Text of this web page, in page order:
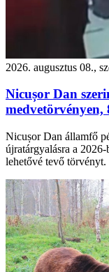
2026. augusztus 08.,
Nicușor Dan
medvetörvényen,
Nicușor Dan államfő
újratárgyalásra a
lehetővé tevő törvényt.